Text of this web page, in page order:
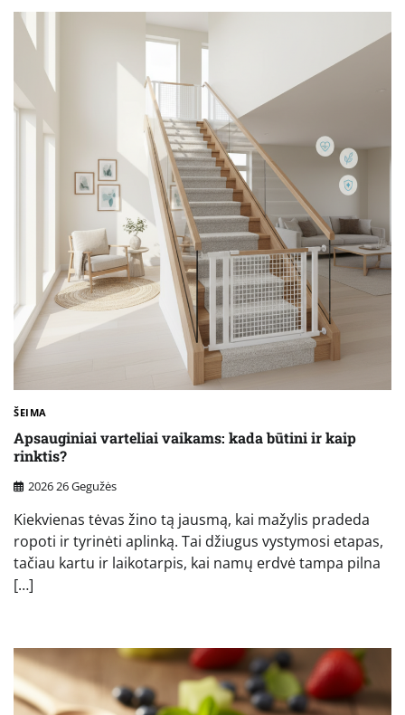
ŠEIMA
Apsauginiai varteliai vaikams: kada būtini ir kaip
rinktis?
2026 26 Gegužės
Kiekvienas tėvas žino tą jausmą, kai mažylis pradeda
ropoti ir tyrinėti aplinką. Tai džiugus vystymosi etapas,
tačiau kartu ir laikotarpis, kai namų erdvė tampa pilna
[…]